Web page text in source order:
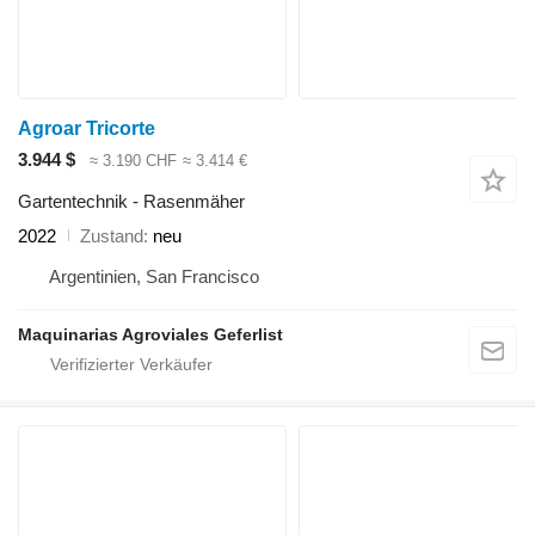
Agroar Tricorte
3.944 $
≈ 3.190 CHF ≈ 3.414 €
Gartentechnik - Rasenmäher
2022
Zustand neu
Argentinien, San Francisco
Maquinarias Agroviales Geferlist